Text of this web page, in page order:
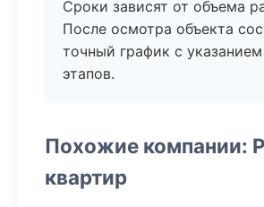
Сроки зависят от объема
После осмотра объекта
точный график с указанием
этапов.
Похожие компании:
квартир